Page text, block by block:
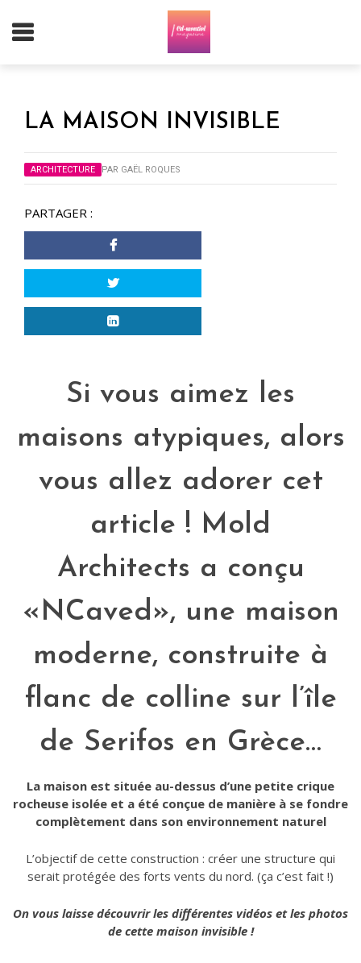
LA MAISON INVISIBLE
ARCHITECTURE PAR GAËL ROQUES
PARTAGER :
Si vous aimez les
maisons atypiques, alors
vous allez adorer cet
article ! Mold
Architects a conçu
«NCaved», une maison
moderne, construite à
flanc de colline sur l’île
de Serifos en Grèce…
La maison est située au-dessus d’une petite crique
rocheuse isolée et a été conçue de manière à se fondre
complètement dans son environnement naturel
L’objectif de cette construction : créer une structure qui
serait protégée des forts vents du nord. (ça c’est fait !)
On vous laisse découvrir les différentes vidéos et les photos
de cette maison invisible !